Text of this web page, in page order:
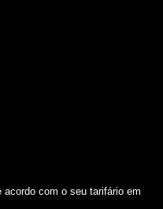
acordo com o seu tarifário em